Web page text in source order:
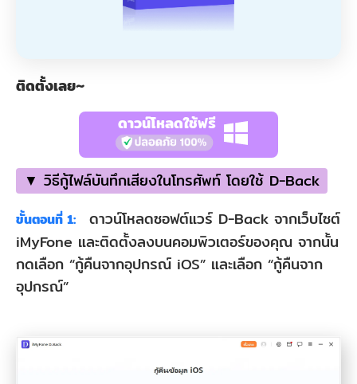
ติดตั้งเลย~
ดาวน์โหลดใช้ฟรี
▼ วิธีกู้ไฟล์บันทึกเสียงในโทรศัพท์ โดยใช้ D-Back
ขั้นตอนที่ 1:
ดาวน์โหลดซอฟต์แวร์ D-Back จากเว็บไซต์
iMyFone และติดตั้งลงบนคอมพิวเตอร์ของคุณ จากนั้น
กดเลือก “กู้คืนจากอุปกรณ์ iOS” และเลือก “กู้คืนจาก
อุปกรณ์”